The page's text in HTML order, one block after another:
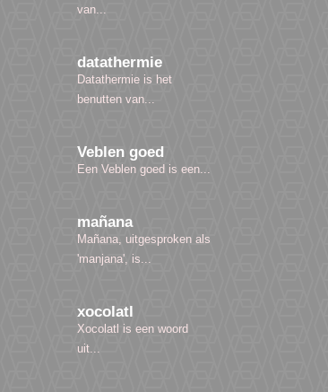
van...
datathermie
Datathermie is het
benutten van...
Veblen goed
Een Veblen goed is een...
mañana
Mañana, uitgesproken als
'manjana', is...
xocolatl
Xocolatl is een woord
uit...